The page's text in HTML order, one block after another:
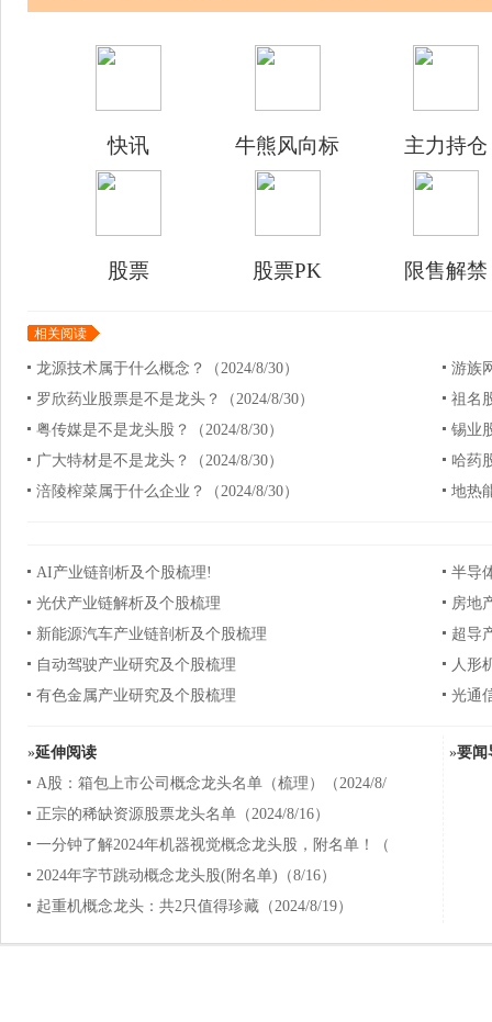
快讯 牛熊风向标 主力持仓
股票 股票PK 限售解禁
相关阅读
龙源技术属于什么概念？（2024/8/30）
游族
罗欣药业股票是不是龙头？（2024/8/30）
祖名
粤传媒是不是龙头股？（2024/8/30）
锡业
广大特材是不是龙头？（2024/8/30）
哈药
涪陵榨菜属于什么企业？（2024/8/30）
地热
AI产业链剖析及个股梳理!
半导
光伏产业链解析及个股梳理
房地
新能源汽车产业链剖析及个股梳理
超导
自动驾驶产业研究及个股梳理
人形
有色金属产业研究及个股梳理
光通
»延伸阅读
A股：箱包上市公司概念龙头名单（梳理）（2024/8/
正宗的稀缺资源股票龙头名单（2024/8/16）
一分钟了解2024年机器视觉概念龙头股，附名单！（
2024年字节跳动概念龙头股(附名单)（8/16）
起重机概念龙头：共2只值得珍藏（2024/8/19）
»要闻